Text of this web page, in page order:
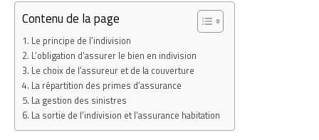
Contenu de la page
Le principe de l’indivision
L’obligation d’assurer le bien en indivision
Le choix de l’assureur et de la couverture
La répartition des primes d’assurance
La gestion des sinistres
La sortie de l’indivision et l’assurance habitation